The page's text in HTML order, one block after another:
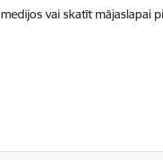
vai skatīt mājaslapai